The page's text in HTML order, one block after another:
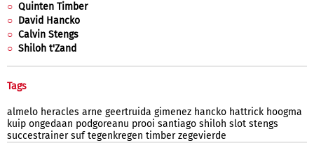
Quinten Timber
David Hancko
Calvin Stengs
Shiloh t'Zand
Tags
almelo heracles arne geertruida gimenez hancko hattrick hoogma
kuip ongedaan podgoreanu prooi santiago shiloh slot stengs
succestrainer suf tegenkregen timber zegevierde